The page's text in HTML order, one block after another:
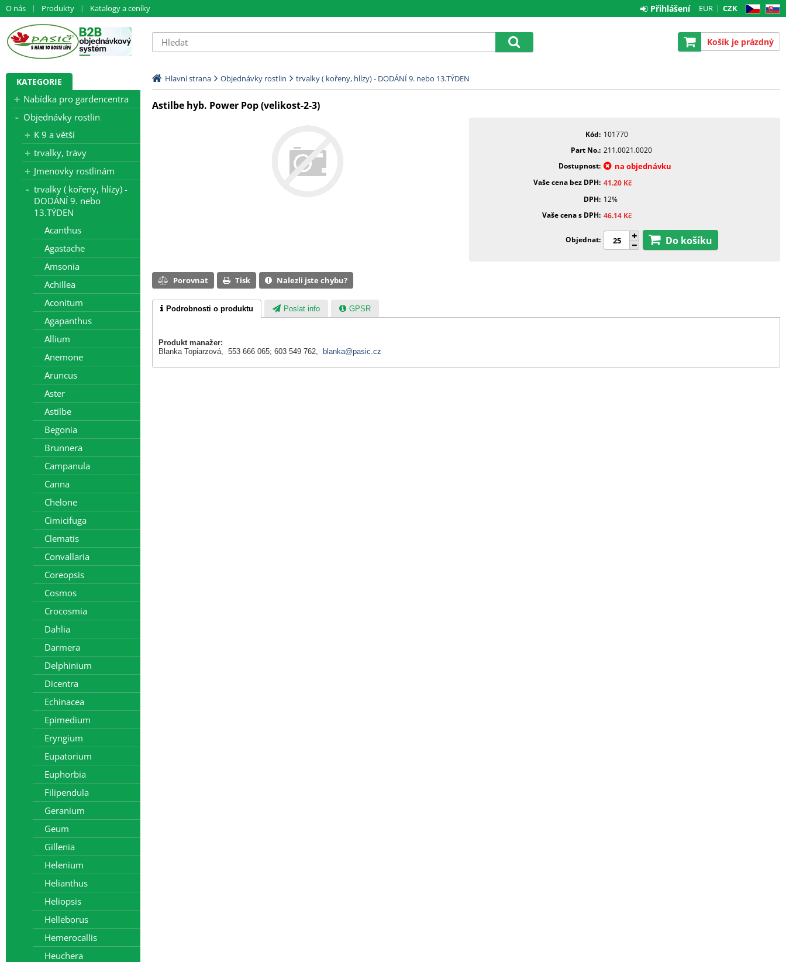
O nás Produkty Katalogy a ceníky CZ SK
EUR CZK
Přihlášení
Košík je prázdný
KATEGORIE
Nabídka pro gardencentra
Objednávky rostlin
K 9 a větší
trvalky, trávy
Jmenovky rostlinám
trvalky ( kořeny, hlízy) -
DODÁNÍ 9. nebo
13.TÝDEN
Acanthus
Agastache
Amsonia
Achillea
Aconitum
Agapanthus
Allium
Anemone
Aruncus
Aster
Astilbe
Begonia
Brunnera
Campanula
Canna
Chelone
Cimicifuga
Clematis
Convallaria
Coreopsis
Cosmos
Crocosmia
Dahlia
Darmera
Delphinium
Dicentra
Echinacea
Epimedium
Eryngium
Eupatorium
Euphorbia
Filipendula
Geranium
Geum
Gillenia
Helenium
Helianthus
Heliopsis
Helleborus
Hemerocallis
Heuchera
Hlavní strana Objednávky rostlin trvalky ( kořeny, hlízy) - DODÁNÍ 9. nebo 13.TÝDEN
Astilbe hyb. Power Pop (velikost-2-3)
Kód 101770
Part No. 211.0021.0020
Dostupnost
na objednávku
Vaše cena bez DPH 41.20 Kč
DPH 12%
Vaše cena s DPH 46.14 Kč
Objednat Do košíku
Porovnat Tisk Nalezli jste chybu?
Podrobnosti o produktu Poslat info GPSR
Produkt manažer:
Blanka Topiarzová, 553 666 065; 603 549 762,
blanka@pasic.cz